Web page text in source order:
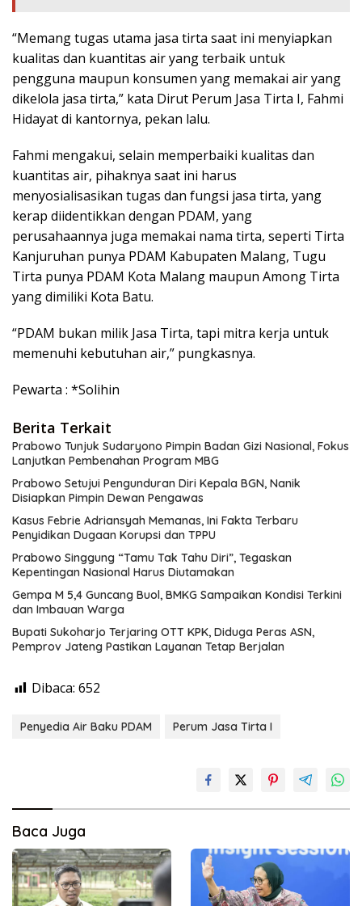
“Memang tugas utama jasa tirta saat ini menyiapkan
kualitas dan kuantitas air yang terbaik untuk
pengguna maupun konsumen yang memakai air yang
dikelola jasa tirta,” kata Dirut Perum Jasa Tirta I, Fahmi
Hidayat di kantornya, pekan lalu.
Fahmi mengakui, selain memperbaiki kualitas dan
kuantitas air, pihaknya saat ini harus
menyosialisasikan tugas dan fungsi jasa tirta, yang
kerap diidentikkan dengan PDAM, yang
perusahaannya juga memakai nama tirta, seperti Tirta
Kanjuruhan punya PDAM Kabupaten Malang, Tugu
Tirta punya PDAM Kota Malang maupun Among Tirta
yang dimiliki Kota Batu.
“PDAM bukan milik Jasa Tirta, tapi mitra kerja untuk
memenuhi kebutuhan air,” pungkasnya.
Pewarta : *Solihin
Berita Terkait
Prabowo Tunjuk Sudaryono Pimpin Badan Gizi Nasional, Fokus
Lanjutkan Pembenahan Program MBG
Prabowo Setujui Pengunduran Diri Kepala BGN, Nanik
Disiapkan Pimpin Dewan Pengawas
Kasus Febrie Adriansyah Memanas, Ini Fakta Terbaru
Penyidikan Dugaan Korupsi dan TPPU
Prabowo Singgung “Tamu Tak Tahu Diri”, Tegaskan
Kepentingan Nasional Harus Diutamakan
Gempa M 5,4 Guncang Buol, BMKG Sampaikan Kondisi Terkini
dan Imbauan Warga
Bupati Sukoharjo Terjaring OTT KPK, Diduga Peras ASN,
Pemprov Jateng Pastikan Layanan Tetap Berjalan
Dibaca: 652
Penyedia Air Baku PDAM Perum Jasa Tirta I
Baca Juga